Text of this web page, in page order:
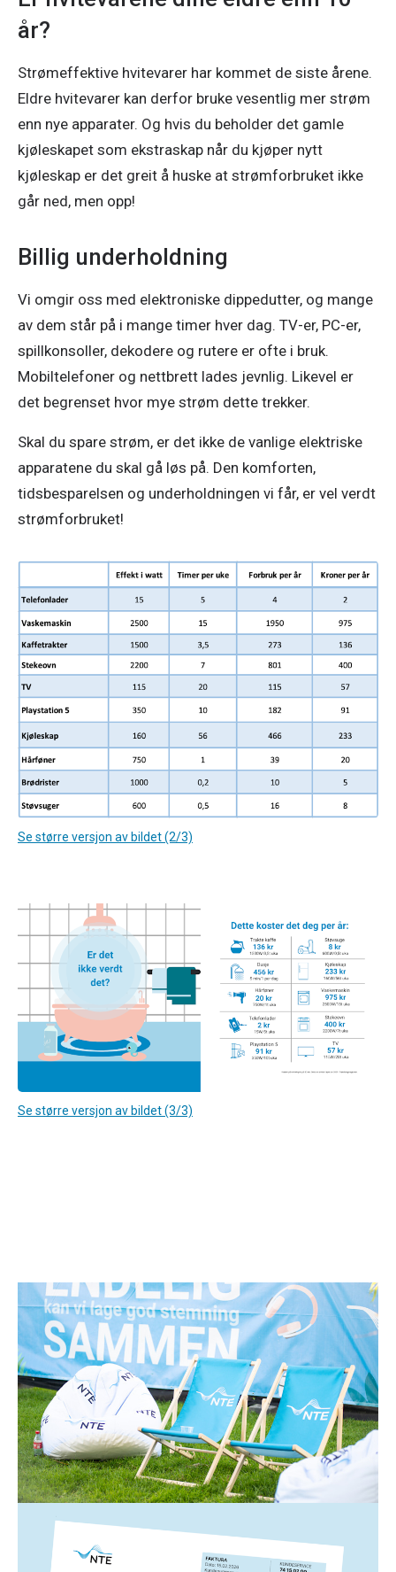
år?
Strømeffektive hvitevarer har kommet de siste årene.
Eldre hvitevarer kan derfor bruke vesentlig mer strøm
enn nye apparater. Og hvis du beholder det gamle
kjøleskapet som ekstraskap når du kjøper nytt
kjøleskap er det greit å huske at strømforbruket ikke
går ned, men opp!
Billig underholdning
Vi omgir oss med elektroniske dippedutter, og mange
av dem står på i mange timer hver dag. TV-er, PC-er,
spillkonsoller, dekodere og rutere er ofte i bruk.
Mobiltelefoner og nettbrett lades jevnlig. Likevel er
det begrenset hvor mye strøm dette trekker.
Skal du spare strøm, er det ikke de vanlige elektriske
apparatene du skal gå løs på. Den komforten,
tidsbesparelsen og underholdningen vi får, er vel verdt
strømforbruket!
Se større versjon av bildet (2/3)
Se større versjon av bildet (3/3)
Strøm 1. juli 2026
Spar strøm i sommer!
Lysere og varmere dager gjør ikke bare noe med
humøret vårt – de kan også gjøre underverker for
strømregningen din. Her er 12 enkle strømsparetips
fra oss til deg!
Les mer
Strøm
Slik leser du NTEs strømfaktura